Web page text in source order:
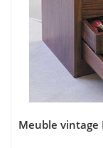
Meuble vintage